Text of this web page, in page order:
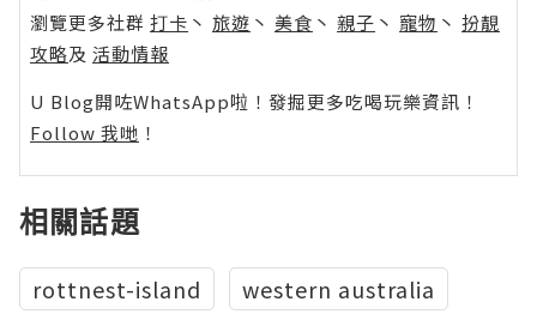
瀏覽更多社群 打卡 丶 旅遊 丶 美食 丶 親子 丶 寵物 丶 扮靚
攻略及 活動情報
U Blog開咗WhatsApp啦！發掘更多吃喝玩樂資訊！
Follow 我哋 ！
相關話題
rottnest-island
western australia